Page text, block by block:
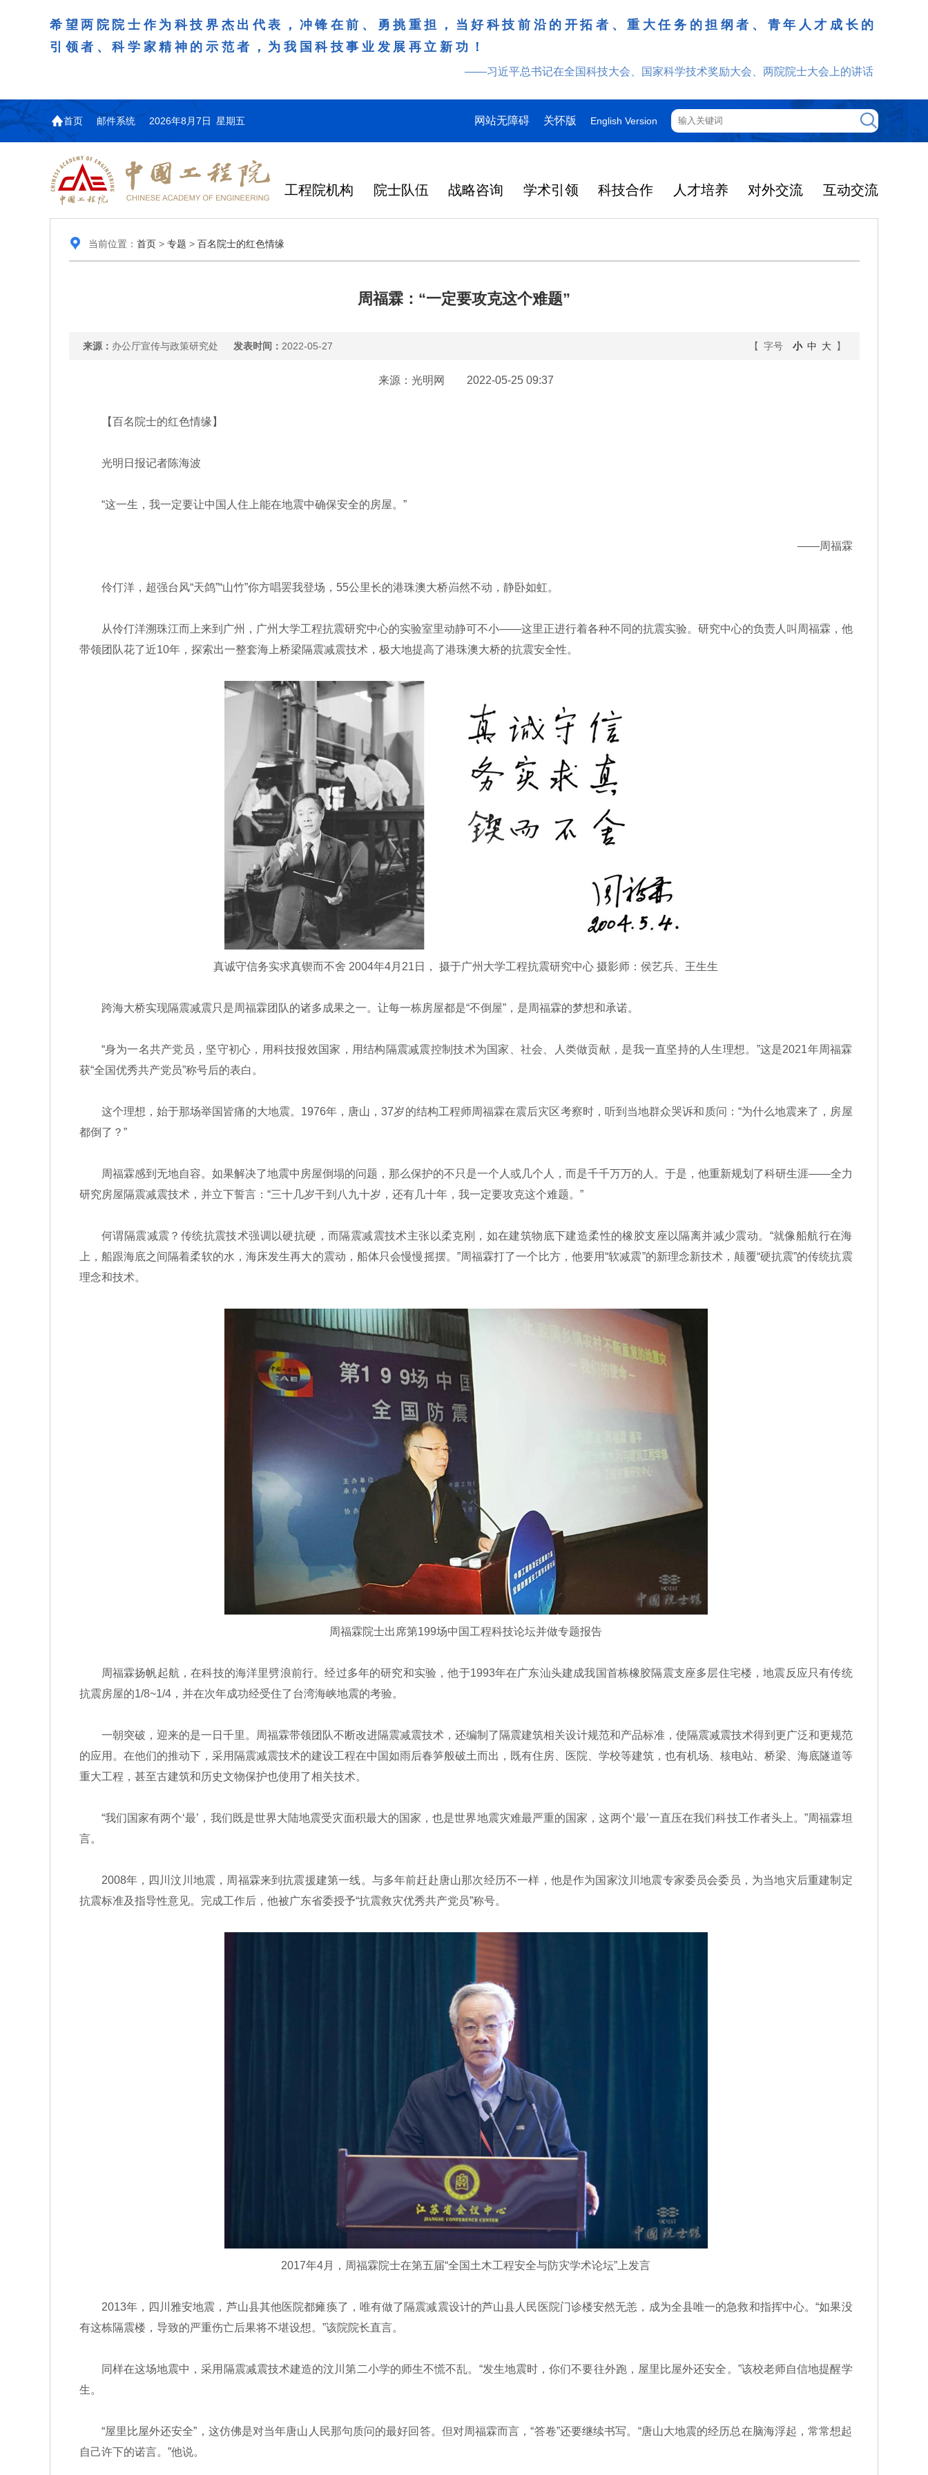
希望两院院士作为科技界杰出代表，冲锋在前、勇挑重担，当好科技前沿的开拓者、重大任务的担纲者、青年人才成长的
引领者、科学家精神的示范者，为我国科技事业发展再立新功！
——习近平总书记在全国科技大会、国家科学技术奖励大会、两院院士大会上的讲话
首页 邮件系统 2026年8月7日 星期五 网站无障碍 关怀版 English Version
工程院机构 院士队伍 战略咨询 学术引领 科技合作 人才培养 对外交流 互动交流
当前位置： 首页> 专题 > 百名院士的红色情缘
周福霖：“一定要攻克这个难题”
来源： 办公厅宣传与政策研究处 发表时间： 2022-05-27 【 字号 小 中 大】
来源：光明网 2022-05-25 09:37
【百名院士的红色情缘】
光明日报记者陈海波
“这一生，我一定要让中国人住上能在地震中确保安全的房屋。”
——周福霖
伶仃洋，超强台风“天鸽”“山竹”你方唱罢我登场，55公里长的港珠澳大桥岿然不动，静卧如虹。
从伶仃洋溯珠江而上来到广州，广州大学工程抗震研究中心的实验室里动静可不小——这里正进行着各种不同的抗震实验。研究中心的负责人叫周福霖，他
带领团队花了近10年，探索出一整套海上桥梁隔震减震技术，极大地提高了港珠澳大桥的抗震安全性。
真诚守信务实求真锲而不舍 2004年4月21日， 摄于广州大学工程抗震研究中心 摄影师：侯艺兵、王生生
跨海大桥实现隔震减震只是周福霖团队的诸多成果之一。让每一栋房屋都是“不倒屋”，是周福霖的梦想和承诺。
“身为一名共产党员，坚守初心，用科技报效国家，用结构隔震减震控制技术为国家、社会、人类做贡献，是我一直坚持的人生理想。”这是2021年周福霖
获“全国优秀共产党员”称号后的表白。
这个理想，始于那场举国皆痛的大地震。1976年，唐山，37岁的结构工程师周福霖在震后灾区考察时，听到当地群众哭诉和质问：“为什么地震来了，房屋
都倒了？”
周福霖感到无地自容。如果解决了地震中房屋倒塌的问题，那么保护的不只是一个人或几个人，而是千千万万的人。于是，他重新规划了科研生涯——全力
研究房屋隔震减震技术，并立下誓言：“三十几岁干到八九十岁，还有几十年，我一定要攻克这个难题。”
何谓隔震减震？传统抗震技术强调以硬抗硬，而隔震减震技术主张以柔克刚，如在建筑物底下建造柔性的橡胶支座以隔离并减少震动。“就像船航行在海
上，船跟海底之间隔着柔软的水，海床发生再大的震动，船体只会慢慢摇摆。”周福霖打了一个比方，他要用“软减震”的新理念新技术，颠覆“硬抗震”的传统抗震
理念和技术。
周福霖院士出席第199场中国工程科技论坛并做专题报告
周福霖扬帆起航，在科技的海洋里劈浪前行。经过多年的研究和实验，他于1993年在广东汕头建成我国首栋橡胶隔震支座多层住宅楼，地震反应只有传统
抗震房屋的1/8~1/4，并在次年成功经受住了台湾海峡地震的考验。
一朝突破，迎来的是一日千里。周福霖带领团队不断改进隔震减震技术，还编制了隔震建筑相关设计规范和产品标准，使隔震减震技术得到更广泛和更规范
的应用。在他们的推动下，采用隔震减震技术的建设工程在中国如雨后春笋般破土而出，既有住房、医院、学校等建筑，也有机场、核电站、桥梁、海底隧道等
重大工程，甚至古建筑和历史文物保护也使用了相关技术。
“我们国家有两个‘最’，我们既是世界大陆地震受灾面积最大的国家，也是世界地震灾难最严重的国家，这两个‘最’一直压在我们科技工作者头上。”周福霖坦
言。
2008年，四川汶川地震，周福霖来到抗震援建第一线。与多年前赶赴唐山那次经历不一样，他是作为国家汶川地震专家委员会委员，为当地灾后重建制定
抗震标准及指导性意见。完成工作后，他被广东省委授予“抗震救灾优秀共产党员”称号。
2017年4月，周福霖院士在第五届“全国土木工程安全与防灾学术论坛”上发言
2013年，四川雅安地震，芦山县其他医院都瘫痪了，唯有做了隔震减震设计的芦山县人民医院门诊楼安然无恙，成为全县唯一的急救和指挥中心。“如果没
有这栋隔震楼，导致的严重伤亡后果将不堪设想。”该院院长直言。
同样在这场地震中，采用隔震减震技术建造的汶川第二小学的师生不慌不乱。“发生地震时，你们不要往外跑，屋里比屋外还安全。”该校老师自信地提醒学
生。
“屋里比屋外还安全”，这仿佛是对当年唐山人民那句质问的最好回答。但对周福霖而言，“答卷”还要继续书写。“唐山大地震的经历总在脑海浮起，常常想起
自己许下的诺言。”他说。